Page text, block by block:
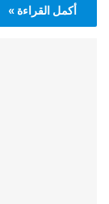
أكمل القراءة »